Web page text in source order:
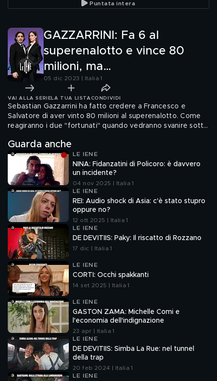
Puntata intera
GAZZARRINI: Fa 6 al
superenalotto e vince 80
milioni, ma…
05 dic 2023 | Italia 1
VAI ALLA SERIE LA TUA LISTA CONDIVIDI
Sebastian Gazzarrini ha fatto credere a Francesco e
Salvatore di aver vinto 80 milioni al superenalotto. Come
reagiranno i due "fortunati" quando vedranno svanire sotto
Guarda anche
LE IENE
NINA: Fidanzatini di Policoro: è davvero
un incidente?
04 nov 2025 | Italia 1
LE IENE
REI: Audio shock di Asia: c'è stato stupro
oppure no?
12 ott 2025 | Italia 1
LE IENE
DE DEVITIIS: Paky: Il riscatto di Rozzano
17 dic | Italia 1
LE IENE
CORTI: Occhi spakkanti
14 set 2025 | Italia 1
LE IENE
GASTON ZAMA: Michelle Comi e
l'economia dell'indignazione
23 apr | Italia 1
LE IENE
DE DEVITIIS: Simba La Rue: nel tunnel
della trap
20 feb 2024 | Italia 1
LE IENE